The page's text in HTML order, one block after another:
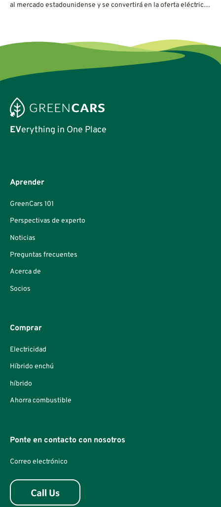
al mercado estadounidense y se convertirá en la oferta eléctrica
EVerything in One Place
Aprender
GreenCars 101
Perspectivas de experto
Noticias
Preguntas frecuentes
Acerca de
Socios
Comprar
Electricidad
Híbrido enchú
híbrido
Ahorra combustible
Ponte en contacto con nosotros
Correo electrónico